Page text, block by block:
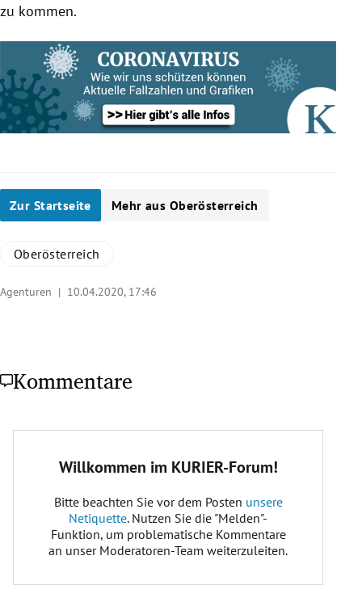
zu kommen.
Zur Startseite Mehr aus Oberösterreich
Oberösterreich
Agenturen | 10.04.2020, 17:46
Kommentare